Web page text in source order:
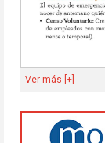
Ver más [+]